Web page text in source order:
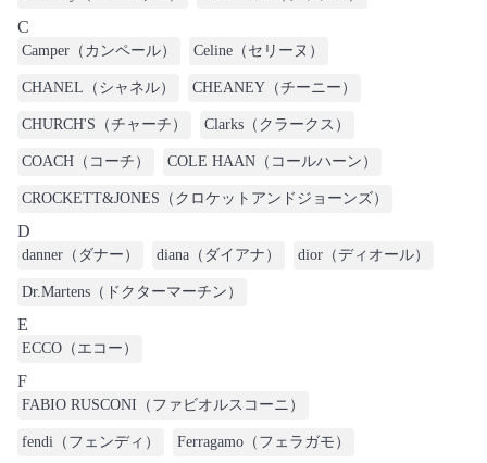
C
Camper（カンペール） Celine（セリーヌ）
CHANEL（シャネル） CHEANEY（チーニー）
CHURCH'S（チャーチ） Clarks（クラークス）
COACH（コーチ） COLE HAAN（コールハーン）
CROCKETT&JONES（クロケットアンドジョーンズ）
D
danner（ダナー） diana（ダイアナ） dior（ディオール）
Dr.Martens（ドクターマーチン）
E
ECCO（エコー）
F
FABIO RUSCONI（ファビオルスコーニ）
fendi（フェンディ） Ferragamo（フェラガモ）